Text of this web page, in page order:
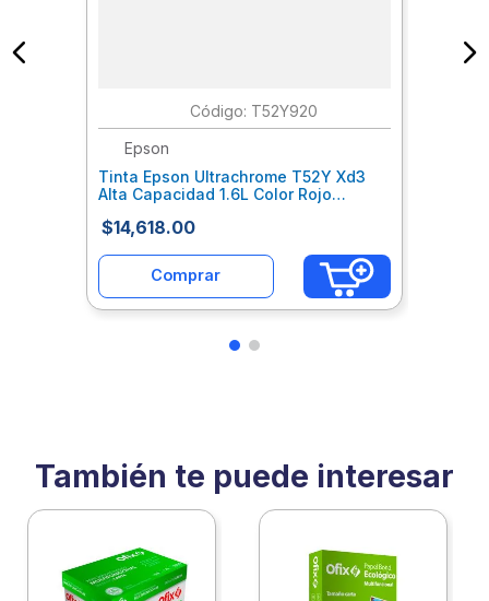
: T52Y920
Epson
Tinta Epson Ultrachrome T52Y Xd3
Alta Capacidad 1.6L Color Rojo
$14,618.00
Comprar
También te puede interesar